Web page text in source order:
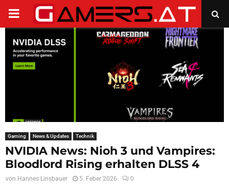
PRIMARY
MENU
Gaming News & Updates Technik
NVIDIA News: Nioh 3 und Vampires:
Bloodlord Rising erhalten DLSS 4
von Hannes Linsbauer 5. Feber 2026 0